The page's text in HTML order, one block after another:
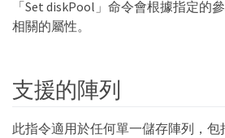
「Set diskPool」命令會根據指定的
相關的屬性。
支援的陣列
此指令適用於任何單一儲存陣列，包